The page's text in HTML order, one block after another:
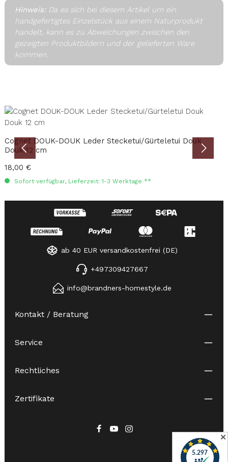
Hinweis: Da es sich bei diesem Artikel um ein
handgefertigtes Einzelstück aus einem Naturprodukt
handelt, kann es zu Abweichungen zwischen den
gezeigten Produktbildern und der gelieferten Ware
kommen.
Produktgalerie überspringen
Cognet DOUK-DOUK Leder Stecketui/Gürteletui Douk
Douk 12 cm
Regulärer Preis:
18,00 €
Sofort verfügbar, Lieferzeit: 1-3 Werktage **
ab 40 EUR versandkostenfrei (DE)
+497309427667
info@brandners-homestyle.de
Kontakt / Beratung
Service
Rechtliches
Zertifikate
✕